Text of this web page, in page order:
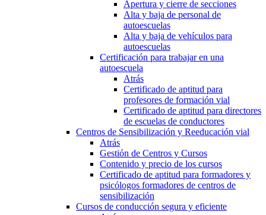
Apertura y cierre de secciones
Alta y baja de personal de
autoescuelas
Alta y baja de vehículos para
autoescuelas
Certificación para trabajar en una
autoescuela
Atrás
Certificado de aptitud para
profesores de formación vial
Certificado de aptitud para directores
de escuelas de conductores
Centros de Sensibilización y Reeducación vial
Atrás
Gestión de Centros y Cursos
Contenido y precio de los cursos
Certificado de aptitud para formadores y
psicólogos formadores de centros de
sensibilización
Cursos de conducción segura y eficiente